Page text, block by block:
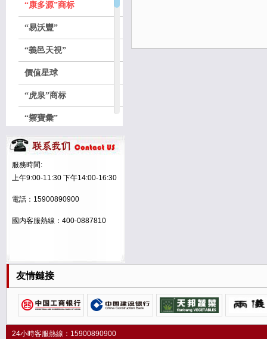
“康多源”商标
“易沃豐”
“義邑天視”
價值星球
“虎泉”商标
“禦寶彙”
标本人之寶
“LM“商标
墊的制造材料、方法
虹源世紀
标本人之寶
穆陽茶人
服務時間:
上午9:00-11:30 下午14:00-16:30
電話：15900890900
國内客服熱線：400-0887810
友情鏈接
24小時客服熱線：15900890900